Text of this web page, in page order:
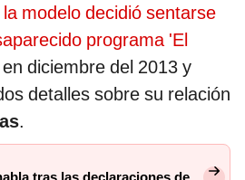
la modelo decidió sentarse
programa 'El
en diciembre del 2013 y
detalles sobre su relación
.